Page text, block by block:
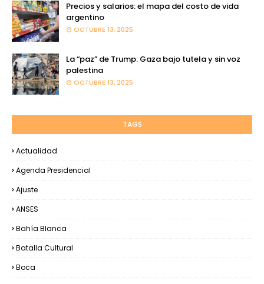
Precios y salarios: el mapa del costo de vida
argentino
OCTUBRE 13, 2025
La “paz” de Trump: Gaza bajo tutela y sin voz
palestina
OCTUBRE 13, 2025
TAGS
Actualidad
Agenda Presidencial
Ajuste
ANSES
Bahía Blanca
Batalla Cultural
Boca